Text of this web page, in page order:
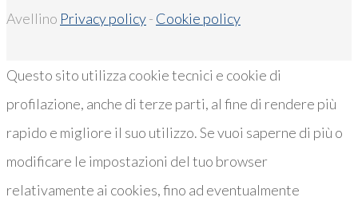
Avellino Privacy policy- Cookie policy
Questo sito utilizza cookie tecnici e cookie di
profilazione, anche di terze parti, al fine di rendere più
rapido e migliore il suo utilizzo. Se vuoi saperne di più o
modificare le impostazioni del tuo browser
relativamente ai cookies, fino ad eventualmente